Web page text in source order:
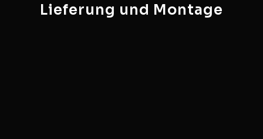
Lieferung und Montage